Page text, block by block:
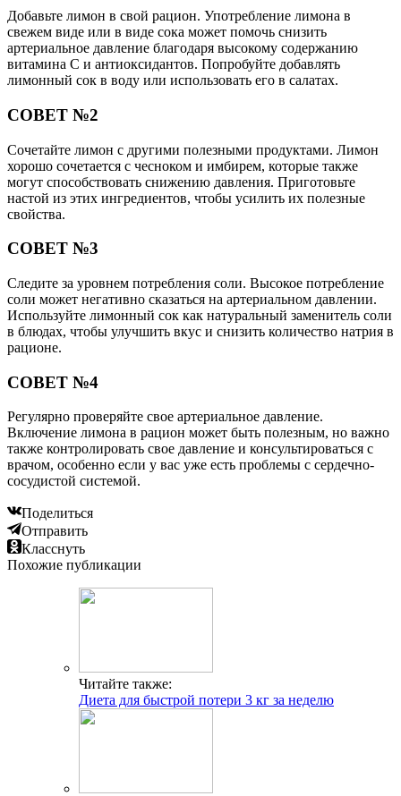
Добавьте лимон в свой рацион. Употребление лимона в
свежем виде или в виде сока может помочь снизить
артериальное давление благодаря высокому содержанию
витамина C и антиоксидантов. Попробуйте добавлять
лимонный сок в воду или использовать его в салатах.
СОВЕТ №2
Сочетайте лимон с другими полезными продуктами. Лимон
хорошо сочетается с чесноком и имбирем, которые также
могут способствовать снижению давления. Приготовьте
настой из этих ингредиентов, чтобы усилить их полезные
свойства.
СОВЕТ №3
Следите за уровнем потребления соли. Высокое потребление
соли может негативно сказаться на артериальном давлении.
Используйте лимонный сок как натуральный заменитель соли
в блюдах, чтобы улучшить вкус и снизить количество натрия в
рационе.
СОВЕТ №4
Регулярно проверяйте свое артериальное давление.
Включение лимона в рацион может быть полезным, но важно
также контролировать свое давление и консультироваться с
врачом, особенно если у вас уже есть проблемы с сердечно-
сосудистой системой.
Поделиться
Отправить
Класснуть
Похожие публикации
Читайте также:
Диета для быстрой потери 3 кг за неделю